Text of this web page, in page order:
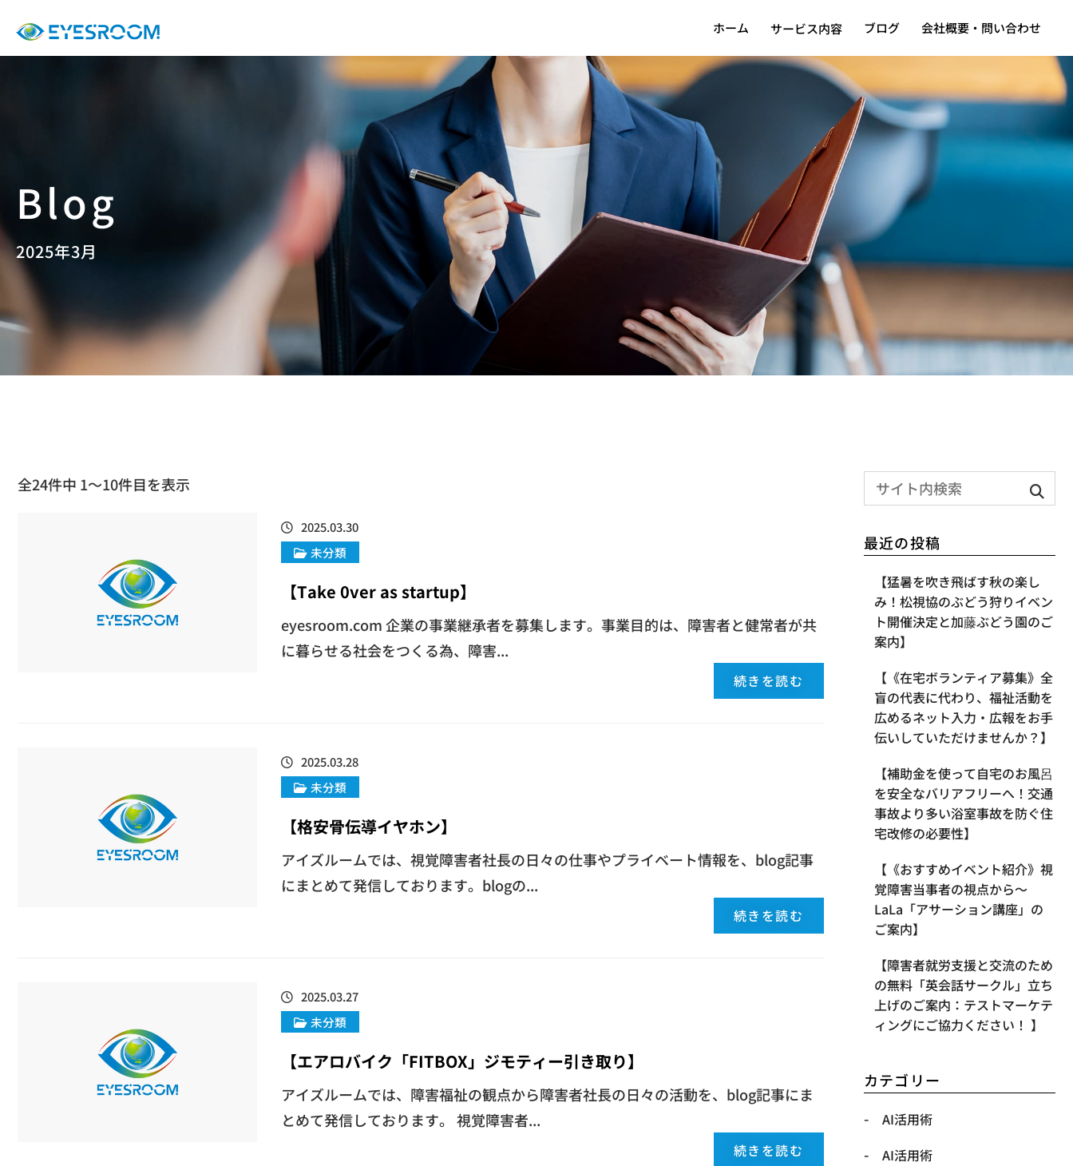
ホーム サービス内容 ブログ 会社概要・問い合わせ
2025年3月
全24件中 1〜10件目を表示
2025.03.30
未分類
【Take 0ver as startup】
eyesroom.com 企業の事業継承者を募集します。事業目的は、障害者と健常者が共
に暮らせる社会をつくる為、障害...
続きを読む
2025.03.28
未分類
【格安骨伝導イヤホン】
アイズルームでは、視覚障害者社長の日々の仕事やプライベート情報を、blog記事
にまとめて発信しております。blogの...
続きを読む
2025.03.27
未分類
【エアロバイク「FITBOX」ジモティー引き取り】
アイズルームでは、障害福祉の観点から障害者社長の日々の活動を、blog記事にま
とめて発信しております。 視覚障害者...
続きを読む
最近の投稿
【​猛暑を吹き飛ばす秋の楽し
み！松視協のぶどう狩りイベン
ト開催決定と加藤ぶどう園のご
案内】
【《在宅ボランティア募集》全
盲の代表に代わり、福祉活動を
広めるネット入力・広報をお手
伝いしていただけませんか？】
【補助金を使って自宅のお風呂
を安全なバリアフリーへ！交通
事故より多い浴室事故を防ぐ住
宅改修の必要性】
【《おすすめイベント紹介》視
覚障害当事者の視点から〜
LaLa「アサーション講座」の
ご案内】
【​障害者就労支援と交流のため
の無料「英会話サークル」立ち
上げのご案内：テストマーケテ
ィングにご協力ください！ 】
カテゴリー
AI活用術
AI活用術